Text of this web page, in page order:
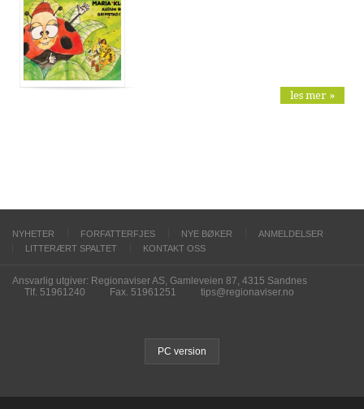
les mer »
NYHETER FORFATTERFJES NYE BØKER
ANMELDELSER
LITTERÆRT SPALTET
KONTAKT OSS
Ansvarlig utgiver: Regionaviser AS, Gamleveien 87, 4315 Sandnes
Tlf. 51961240
Fax. 51961251 tips@regionaviser.no
PC version